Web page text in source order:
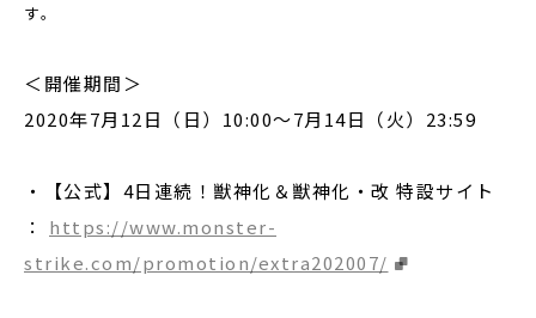
す。
＜開催期間＞
2020年7月12日（日）10:00～7月14日（火）23:59
・【公式】4日連続！獣神化＆獣神化・改 特設サイト
： https://www.monster-
strike.com/promotion/extra202007/